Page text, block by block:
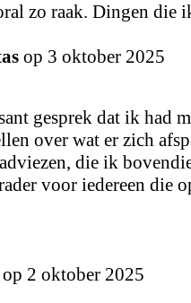
zo raak. Dingen die
op 3 oktober 2025
gesprek dat ik had
over wat er zich
die ik
voor iedereen die
op 2 oktober 2025